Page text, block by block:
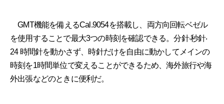
GMT機能を備えるCal.9054を搭載し、両方向回転ベゼル
を使用することで最大3つの時刻を確認できる。分針‧秒針‧
24 時間針を動かさず、時針だけを自由に動かしてメインの
時刻を1時間単位で変えることができるため、海外旅行や海
外出張などのときに便利だ。